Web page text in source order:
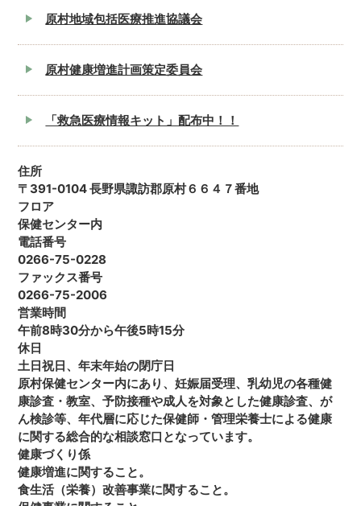
原村地域包括医療推進協議会
原村健康増進計画策定委員会
「救急医療情報キット」配布中！！
住所
〒391-0104 長野県諏訪郡原村６６４７番地
フロア
保健センター内
電話番号
0266-75-0228
ファックス番号
0266-75-2006
営業時間
午前8時30分から午後5時15分
休日
土日祝日、年末年始の閉庁日
原村保健センター内にあり、妊娠届受理、乳幼児の各種健
康診査・教室、予防接種や成人を対象とした健康診査、が
ん検診等、年代層に応じた保健師・管理栄養士による健康
に関する総合的な相談窓口となっています。
健康づくり係
健康増進に関すること。
食生活（栄養）改善事業に関すること。